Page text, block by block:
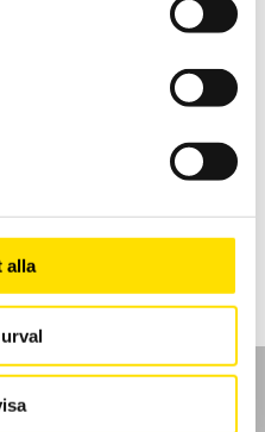
alla
för dragtester